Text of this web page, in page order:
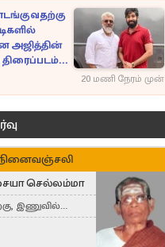
அஜித்தின்
20 மணி நேரம் முன்
செல்லம்மா
இணுவில்